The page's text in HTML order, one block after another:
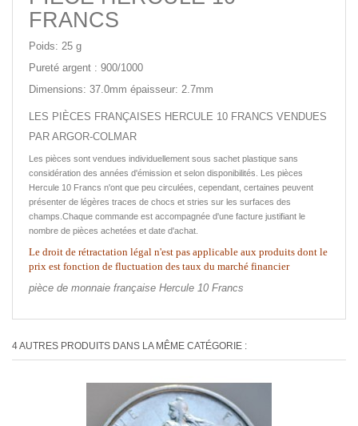
FRANCS
Poids: 25 g
Pureté argent : 900/1000
Dimensions: 37.0mm épaisseur: 2.7mm
LES PIÈCES FRANÇAISES HERCULE 10 FRANCS VENDUES
PAR ARGOR-COLMAR
Les pièces sont vendues individuellement sous sachet plastique sans
considération des années d'émission et selon disponibilités. Les pièces
Hercule 10 Francs n'ont que peu circulées, cependant, certaines peuvent
présenter de légères traces de chocs et stries sur les surfaces des
champs.Chaque commande est accompagnée d'une facture justifiant le
nombre de pièces achetées et date d'achat.
Le droit de rétractation légal n'est pas applicable aux produits dont le
prix est fonction de fluctuation des taux du marché financier
pièce de monnaie française Hercule 10 Francs
4 AUTRES PRODUITS DANS LA MÊME CATÉGORIE :